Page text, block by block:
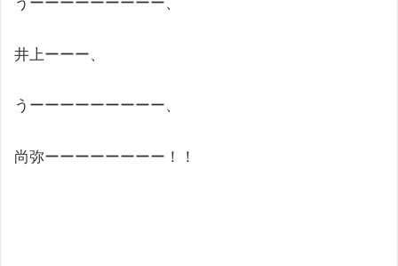
井上ーーー、
うーーーーーーーーー、
尚弥ーーーーーーーー！！